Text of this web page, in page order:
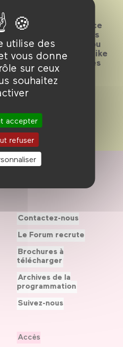
utilise des
vous donne
sur ceux
souhaitez
accepter
refuser
ne laissent pas
en fait partie.
de sa présence
résonne avec d’autres
lyrique, critique ou
De John Ford à Spike
explorons les mythes
américain.
Accès
Contactez-nous
Le Forum recrute
Brochures à
télécharger
Archives de la
programmation
Suivez-nous